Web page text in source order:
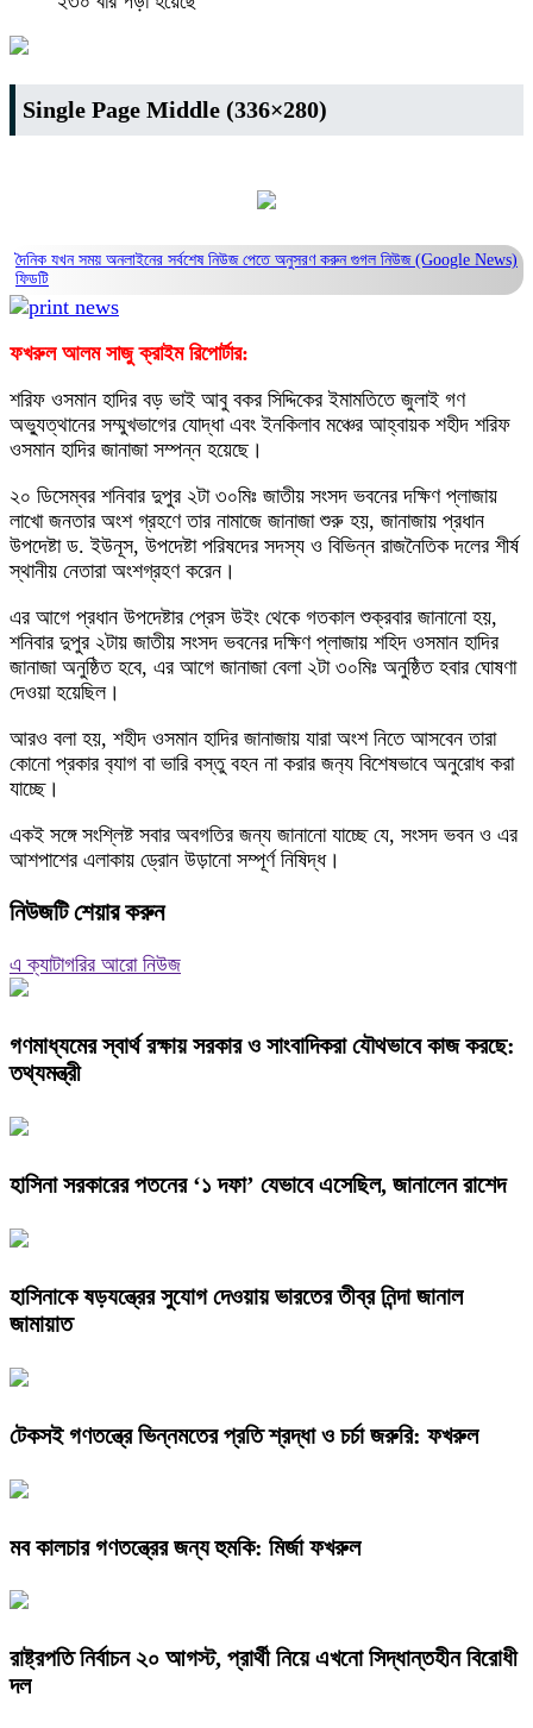
Single Page Middle (336×280)
দৈনিক যখন সময় অনলাইনের সর্বশেষ নিউজ পেতে অনুসরণ করুন গুগল নিউজ (Google News)
ফিডটি
ফখরুল আলম সাজু ক্রাইম রিপোর্টার:
শরিফ ওসমান হাদির বড় ভাই আবু বকর সিদ্দিকের ইমামতিতে জুলাই গণ
অভ্যুত্থানের সম্মুখভাগের যোদ্ধা এবং ইনকিলাব মঞ্চের আহ্বায়ক শহীদ শরিফ
ওসমান হাদির জানাজা সম্পন্ন হয়েছে।
২০ ডিসেম্বর শনিবার দুপুর ২টা ৩০মিঃ জাতীয় সংসদ ভবনের দক্ষিণ প্লাজায়
লাখো জনতার অংশ গ্রহণে তার নামাজে জানাজা শুরু হয়, জানাজায় প্রধান
উপদেষ্টা ড. ইউনূস, উপদেষ্টা পরিষদের সদস্য ও বিভিন্ন রাজনৈতিক দলের শীর্ষ
স্থানীয় নেতারা অংশগ্রহণ করেন।
এর আগে প্রধান উপদেষ্টার প্রেস উইং থেকে গতকাল শুক্রবার জানানো হয়,
শনিবার দুপুর ২টায় জাতীয় সংসদ ভবনের দক্ষিণ প্লাজায় শহিদ ওসমান হাদির
জানাজা অনুষ্ঠিত হবে, এর আগে জানাজা বেলা ২টা ৩০মিঃ অনুষ্ঠিত হবার ঘোষণা
দেওয়া হয়েছিল।
আরও বলা হয়, শহীদ ওসমান হাদির জানাজায় যারা অংশ নিতে আসবেন তারা
কোনো প্রকার ব‍্যাগ বা ভারি বস্তু বহন না করার জন‍্য বিশেষভাবে অনুরোধ করা
যাচ্ছে।
একই সঙ্গে সংশ্লিষ্ট সবার অবগতির জন্য জানানো যাচ্ছে যে, সংসদ ভবন ও এর
আশপাশের এলাকায় ড্রোন উড়ানো সম্পূর্ণ নিষিদ্ধ।
নিউজটি শেয়ার করুন
এ ক্যাটাগরির আরো নিউজ
গণমাধ্যমের স্বার্থ রক্ষায় সরকার ও সাংবাদিকরা যৌথভাবে কাজ করছে:
তথ্যমন্ত্রী
হাসিনা সরকারের পতনের ‘১ দফা’ যেভাবে এসেছিল, জানালেন রাশেদ
হাসিনাকে ষড়যন্ত্রের সুযোগ দেওয়ায় ভারতের তীব্র নিন্দা জানাল
জামায়াত
টেকসই গণতন্ত্রে ভিন্নমতের প্রতি শ্রদ্ধা ও চর্চা জরুরি: ফখরুল
মব কালচার গণতন্ত্রের জন্য হুমকি: মির্জা ফখরুল
রাষ্ট্রপতি নির্বাচন ২০ আগস্ট, প্রার্থী নিয়ে এখনো সিদ্ধান্তহীন বিরোধী
দল